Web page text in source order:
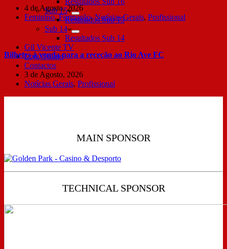
Sub 15
Resultados Sub 15
Sub 14
Resultados Sub 14
Gil Vicente TV
Loja Online
Contactos
4 de Agosto, 2026
Feminino,Formação,Notícias Gerais, Profissional
Bilhetes à venda para a receção ao Rio Ave FC
3 de Agosto, 2026
Notícias Gerais, Profissional
MAIN SPONSOR
TECHNICAL SPONSOR